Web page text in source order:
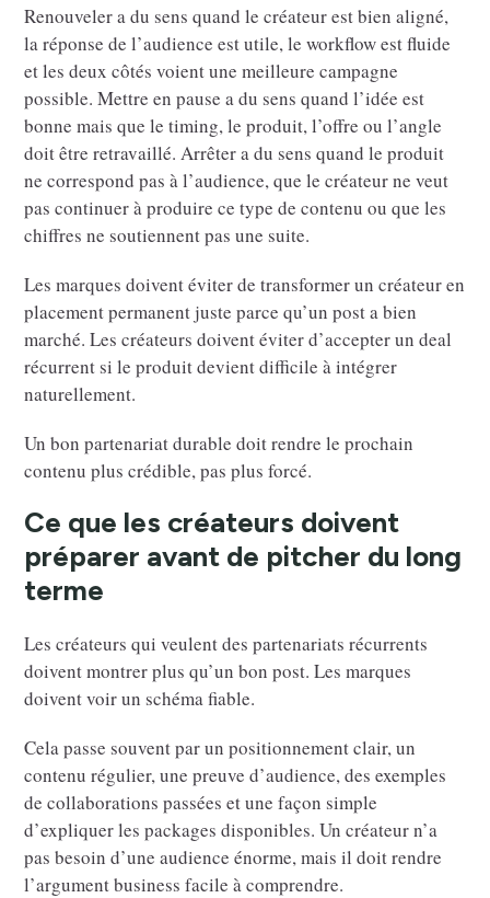
Renouveler a du sens quand le créateur est bien aligné,
la réponse de l’audience est utile, le workflow est fluide
et les deux côtés voient une meilleure campagne
possible. Mettre en pause a du sens quand l’idée est
bonne mais que le timing, le produit, l’offre ou l’angle
doit être retravaillé. Arrêter a du sens quand le produit
ne correspond pas à l’audience, que le créateur ne veut
pas continuer à produire ce type de contenu ou que les
chiffres ne soutiennent pas une suite.
Les marques doivent éviter de transformer un créateur en
placement permanent juste parce qu’un post a bien
marché. Les créateurs doivent éviter d’accepter un deal
récurrent si le produit devient difficile à intégrer
naturellement.
Un bon partenariat durable doit rendre le prochain
contenu plus crédible, pas plus forcé.
Ce que les créateurs doivent
préparer avant de pitcher du long
terme
Les créateurs qui veulent des partenariats récurrents
doivent montrer plus qu’un bon post. Les marques
doivent voir un schéma fiable.
Cela passe souvent par un positionnement clair, un
contenu régulier, une preuve d’audience, des exemples
de collaborations passées et une façon simple
d’expliquer les packages disponibles. Un créateur n’a
pas besoin d’une audience énorme, mais il doit rendre
l’argument business facile à comprendre.